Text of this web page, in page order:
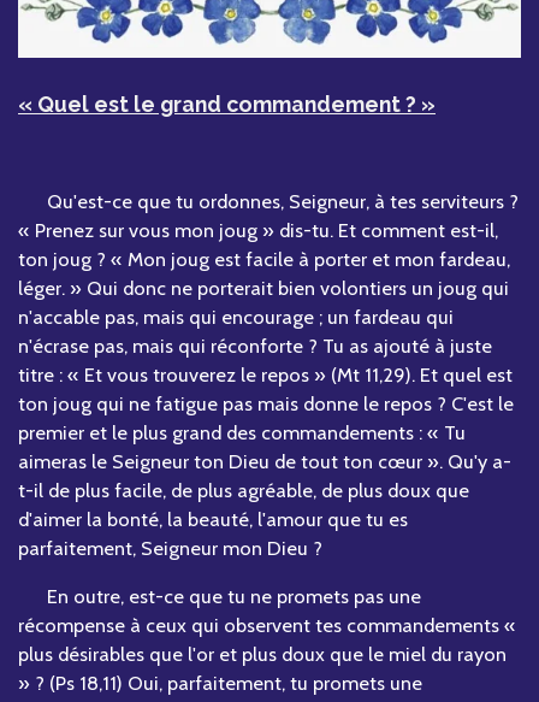
« Quel est le grand commandement ? »
Qu'est-ce que tu ordonnes, Seigneur, à tes serviteurs ?
« Prenez sur vous mon joug » dis-tu. Et comment est-il,
ton joug ? « Mon joug est facile à porter et mon fardeau,
léger. » Qui donc ne porterait bien volontiers un joug qui
n'accable pas, mais qui encourage ; un fardeau qui
n'écrase pas, mais qui réconforte ? Tu as ajouté à juste
titre : « Et vous trouverez le repos » (Mt 11,29). Et quel est
ton joug qui ne fatigue pas mais donne le repos ? C'est le
premier et le plus grand des commandements : « Tu
aimeras le Seigneur ton Dieu de tout ton cœur ». Qu'y a-
t-il de plus facile, de plus agréable, de plus doux que
d'aimer la bonté, la beauté, l'amour que tu es
parfaitement, Seigneur mon Dieu ?
En outre, est-ce que tu ne promets pas une
récompense à ceux qui observent tes commandements «
plus désirables que l'or et plus doux que le miel du rayon
» ? (Ps 18,11) Oui, parfaitement, tu promets une